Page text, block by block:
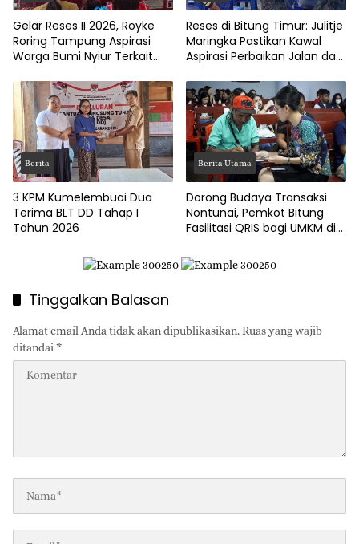
Gelar Reses II 2026, Royke
Roring Tampung Aspirasi
Warga Bumi Nyiur Terkait
Reses di Bitung Timur: Julitje
Maringka Pastikan Kawal
Aspirasi Perbaikan Jalan dan
Berita
3 KPM Kumelembuai Dua
Terima BLT DD Tahap I
Tahun 2026
Berita Utama
Dorong Budaya Transaksi
Nontunai, Pemkot Bitung
Fasilitasi QRIS bagi UMKM di
Tinggalkan Balasan
Alamat email Anda tidak akan dipublikasikan.Ruas yang wajib
ditandai*